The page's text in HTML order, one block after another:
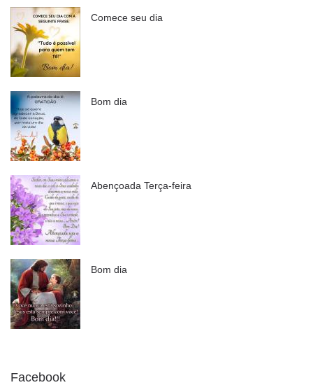
Comece seu dia
Bom dia
Abençoada Terça-feira
Bom dia
Facebook